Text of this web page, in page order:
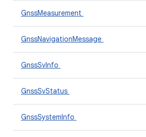
GnssMeasurement
GnssNavigationMessage
GnssSvInfo
GnssSvStatus
GnssSystemInfo